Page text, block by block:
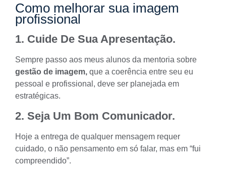
Como melhorar sua imagem
profissional
1. Cuide De Sua Apresentação.
Sempre passo aos meus alunos da mentoria sobre
gestão de imagem, que a coerência entre seu eu
pessoal e profissional, deve ser planejada em
estratégicas.
2. Seja Um Bom Comunicador.
Hoje a entrega de qualquer mensagem requer
cuidado, o não pensamento em só falar, mas em “fui
compreendido”.